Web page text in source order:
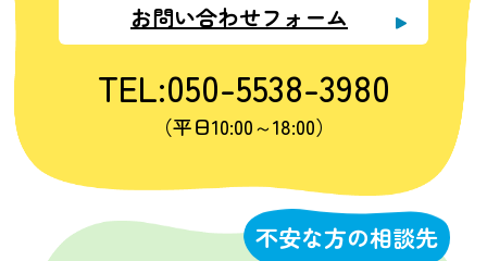
お問い合わせフォーム
TEL:050-5538-3980
（平日10:00～18:00）
不安な方の相談先